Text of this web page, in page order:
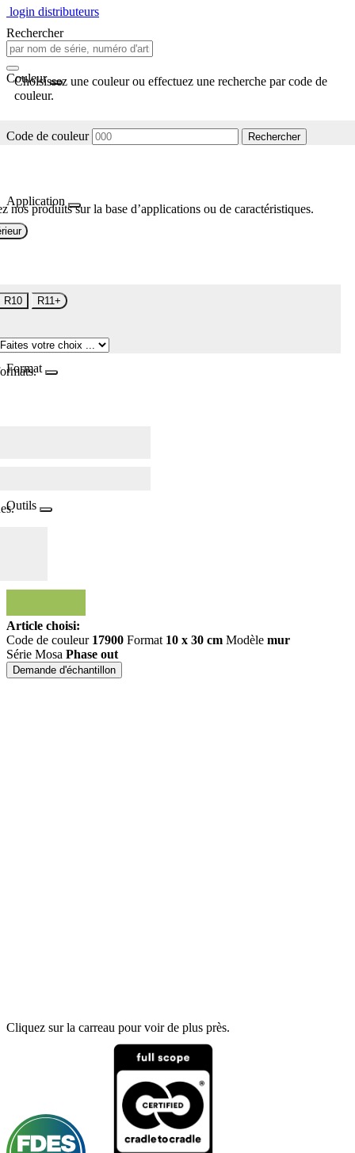
login distributeurs
Rechercher
Couleur
Choisissez une couleur ou effectuez une recherche par code de
couleur.
Code de couleur Rechercher
Application
nos produits sur la base d’applications ou de caractéristiques.
R10 R11+
Format
Outils
Article choisi:
Code de couleur 17900 Format 10 x 30 cm Modèle mur
Série Mosa Phase out
Demande d'échantillon
Cliquez sur la carreau pour voir de plus près.